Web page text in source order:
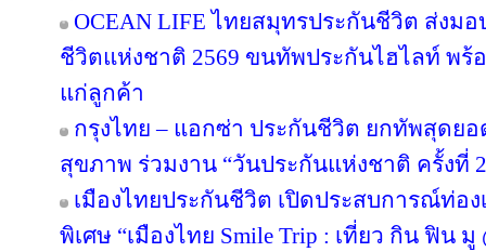
OCEAN LIFE ไทยสมุทรประกันชีวิต ส่งม
ชีวิตแห่งชาติ 2569 ขนทัพประกันไฮไลท์ พร้
แก่ลูกค้า
กรุงไทย – แอกซ่า ประกันชีวิต ยกทัพสุดย
สุขภาพ ร่วมงาน “วันประกันแห่งชาติ ครั้งที่
เมืองไทยประกันชีวิต เปิดประสบการณ์ท่อ
พิเศษ “เมืองไทย Smile Trip : เที่ยว กิน ฟิน มู